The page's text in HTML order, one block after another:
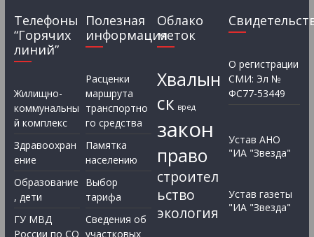
Телефоны
“Горячих
линий”
Жилищно-
коммунальны
й комплекс
Здравоохран
ение
Образование
, дети
ГУ МВД
России по СО
Полезная
информация
Расценки
маршрута
транспортно
го средства
Памятка
населению
Выбор
тарифа
Сведения об
участковых
Облако
меток
Хвалын
ск вред
закон
право
строител
ьство
экология
О регистрации
СМИ: Эл №
ФС77-53449
Устав АНО
"ИА "Звезда"
Устав газеты
"ИА "Звезда"